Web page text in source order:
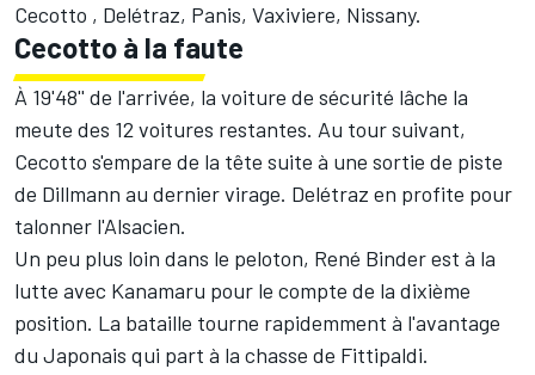
Cecotto , Delétraz, Panis, Vaxiviere, Nissany.
Cecotto à la faute
À 19'48'' de l'arrivée, la voiture de sécurité lâche la
meute des 12 voitures restantes. Au tour suivant,
Cecotto s'empare de la tête suite à une sortie de piste
de Dillmann au dernier virage. Delétraz en profite pour
talonner l'Alsacien.
Un peu plus loin dans le peloton, René Binder est à la
lutte avec Kanamaru pour le compte de la dixième
position. La bataille tourne rapidemment à l'avantage
du Japonais qui part à la chasse de Fittipaldi.